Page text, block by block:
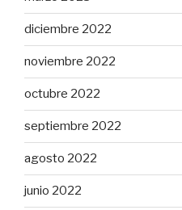
diciembre 2022
noviembre 2022
octubre 2022
septiembre 2022
agosto 2022
junio 2022